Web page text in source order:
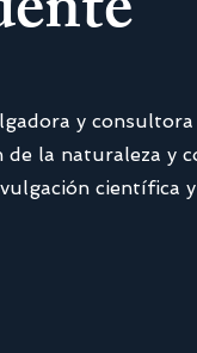
y
de la naturaleza y
científica